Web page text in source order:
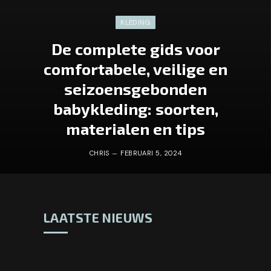
KLEDING
De complete gids voor
comfortabele, veilige en
seizoensgebonden
babykleding: soorten,
materialen en tips
CHRIS FEBRUARI 5, 2024
LAATSTE NIEUWS